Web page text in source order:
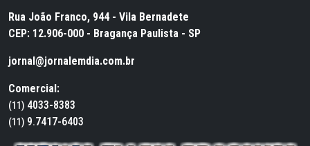
Rua João Franco, 944 - Vila Bernadete
CEP: 12.906-000 - Bragança Paulista - SP
jornal@jornalemdia.com.br
Comercial:
(11) 4033-8383
(11) 9.7417-6403